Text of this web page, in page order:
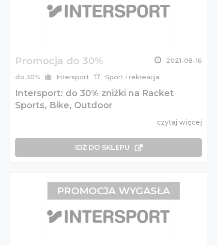
Promocja do 30% 2021-08-16
do 30% Intersport Sport i rekreacja
Intersport: do 30% zniżki na Racket
Sports, Bike, Outdoor
czytaj więcej
IDŹ DO SKLEPU
PROMOCJA WYGASŁA